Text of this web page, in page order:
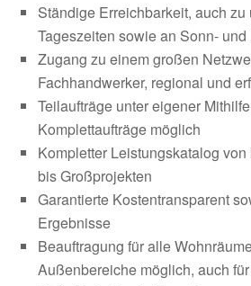
Ständige Erreichbarkeit, auch
Tageszeiten sowie an Sonn-
Zugang zu einem großen
Fachhandwerker, regional und
Teilaufträge unter eigener
Komplettaufträge möglich
Kompletter Leistungskatalog
bis Großprojekten
Garantierte Kostentransparent
Ergebnisse
Beauftragung für alle
Außenbereiche möglich, auch